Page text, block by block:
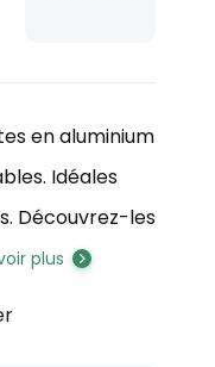
en aluminium
Idéales
Découvrez-les
plus